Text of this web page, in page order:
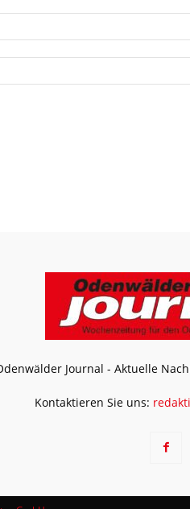
Journal - Aktuelle
Kontaktieren Sie uns: